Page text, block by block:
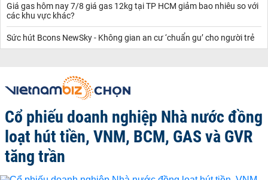
Giá gas hôm nay 7/8 giá gas 12kg tại TP HCM giảm bao nhiêu so với
các khu vực khác?
Sức hút Bcons NewSky - Không gian an cư ‘chuẩn gu’ cho người trẻ
Cổ phiếu doanh nghiệp Nhà nước đồng
loạt hút tiền, VNM, BCM, GAS và GVR
tăng trần